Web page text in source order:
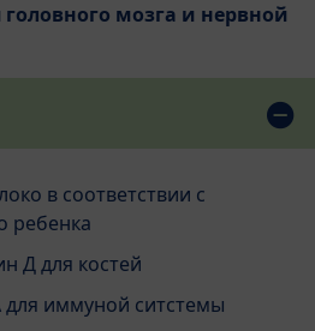
мозга и нервной
в соответствии с
ребенка
Д для костей
иммуной ситстемы